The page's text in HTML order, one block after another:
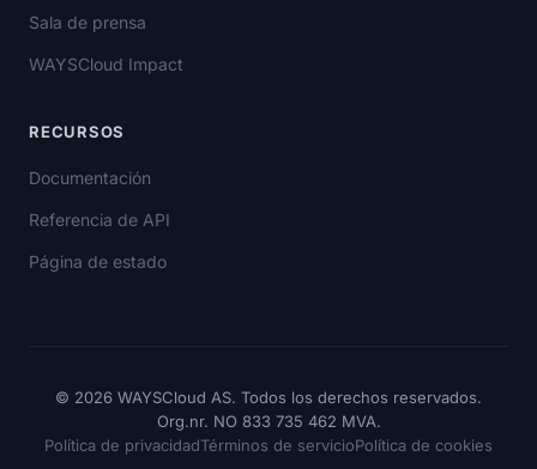
Sala de prensa
WAYSCloud Impact
RECURSOS
Documentación
Referencia de API
Página de estado
© 2026 WAYSCloud AS. Todos los derechos reservados.
Org.nr. NO 833 735 462 MVA.
Política de privacidadTérminos de servicioPolítica de cookies